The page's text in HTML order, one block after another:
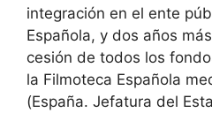
integración en el ente
Española, y dos años
cesión de todos los
la Filmoteca Española
(España. Jefatura del